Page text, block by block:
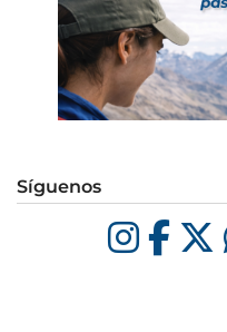
Síguenos